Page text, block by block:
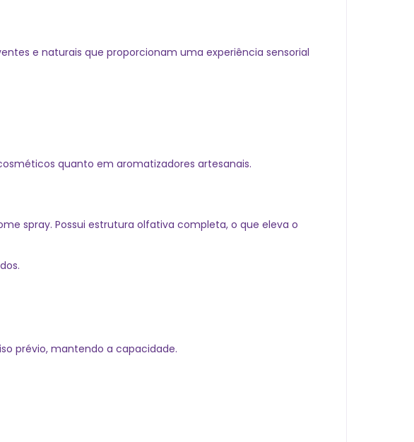
e naturais que proporcionam uma experiência sensorial
quanto em aromatizadores artesanais.
spray. Possui estrutura olfativa completa, o que eleva o
prévio, mantendo a capacidade.